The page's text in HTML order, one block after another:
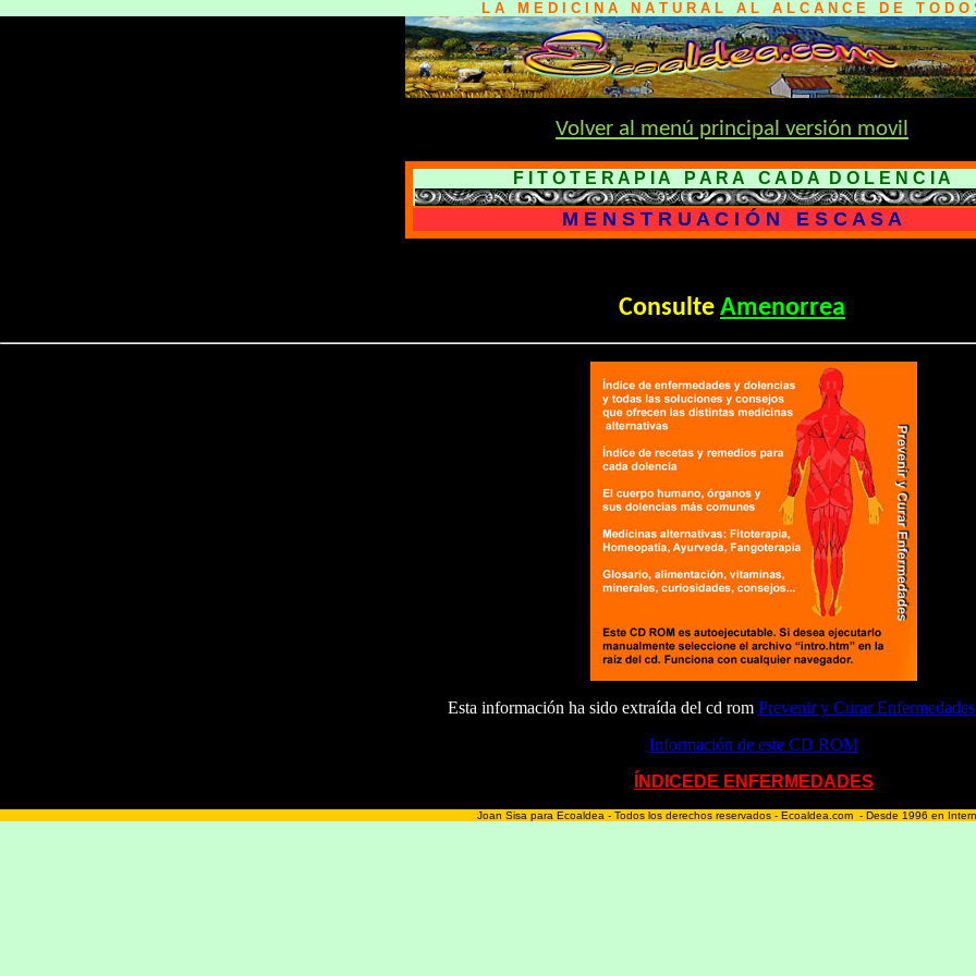
L A M E D I C I N A N A T U R A L A L A L C A N C E D E T O D O
Volver al menú principal versión movil
F I T O T E R A P I A P A R A C A D A D O L E N C I A
M E N S T R U A C I Ó N E S C A S A
Consulte Amenorrea
Esta información ha sido extraída del cd rom Prevenir y Curar
Información de este CD ROM
ÍNDICEDE ENFERMEDADES
Joan Sisa para Ecoaldea - Todos los derechos reservados - Ecoaldea.com - Desde 1996 en